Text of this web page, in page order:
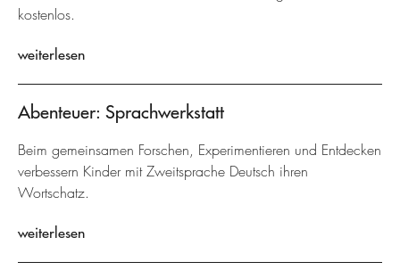
kostenlos.
weiterlesen
Abenteuer: Sprachwerkstatt
Beim gemeinsamen Forschen, Experimentieren und Entdecken
verbessern Kinder mit Zweitsprache Deutsch ihren
Wortschatz.
weiterlesen